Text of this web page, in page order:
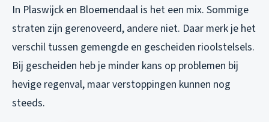
In Plaswijck en Bloemendaal is het een mix. Sommige
straten zijn gerenoveerd, andere niet. Daar merk je het
verschil tussen gemengde en gescheiden rioolstelsels.
Bij gescheiden heb je minder kans op problemen bij
hevige regenval, maar verstoppingen kunnen nog
steeds.